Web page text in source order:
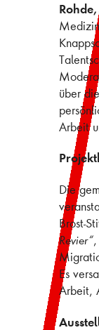
über
Arbeit
Die
Brost-
Revier“
Es
Arbeit,